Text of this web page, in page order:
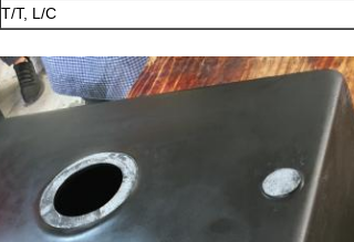
T/T, L/C